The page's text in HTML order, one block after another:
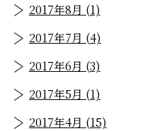
2017年8月 (1)
2017年7月 (4)
2017年6月 (3)
2017年5月 (1)
2017年4月 (15)